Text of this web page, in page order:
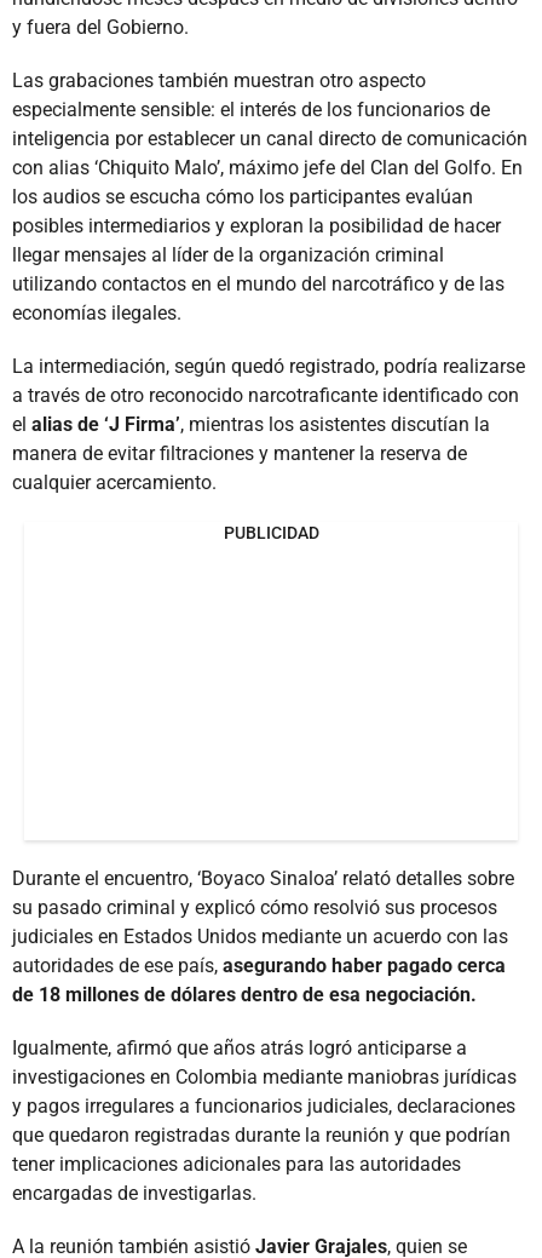
y fuera del Gobierno.
Las grabaciones también muestran otro aspecto
especialmente sensible: el interés de los funcionarios de
inteligencia por establecer un canal directo de comunicación
con alias ‘Chiquito Malo’, máximo jefe del Clan del Golfo. En
los audios se escucha cómo los participantes evalúan
posibles intermediarios y exploran la posibilidad de hacer
llegar mensajes al líder de la organización criminal
utilizando contactos en el mundo del narcotráfico y de las
economías ilegales.
La intermediación, según quedó registrado, podría realizarse
a través de otro reconocido narcotraficante identificado con
el alias de ‘J Firma’, mientras los asistentes discutían la
manera de evitar filtraciones y mantener la reserva de
cualquier acercamiento.
PUBLICIDAD
Durante el encuentro, ‘Boyaco Sinaloa’ relató detalles sobre
su pasado criminal y explicó cómo resolvió sus procesos
judiciales en Estados Unidos mediante un acuerdo con las
autoridades de ese país, asegurando haber pagado cerca
de 18 millones de dólares dentro de esa negociación.
Igualmente, afirmó que años atrás logró anticiparse a
investigaciones en Colombia mediante maniobras jurídicas
y pagos irregulares a funcionarios judiciales, declaraciones
que quedaron registradas durante la reunión y que podrían
tener implicaciones adicionales para las autoridades
encargadas de investigarlas.
A la reunión también asistió Javier Grajales, quien se